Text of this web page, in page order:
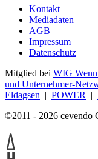
Kontakt
Mediadaten
AGB
Impressum
Datenschutz
Mitglied bei WIG
und Unternehmer-
Eldagsen | POWER |
©2011 - 2026 cevendo